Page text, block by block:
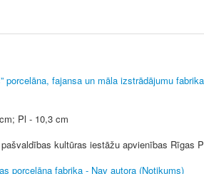
porcelāna, fajansa un māla izstrādājumu
Pl - 10,3 cm
kultūras iestāžu apvienības Rīgas
porcelāna fabrika - Nav autora (Notikums)